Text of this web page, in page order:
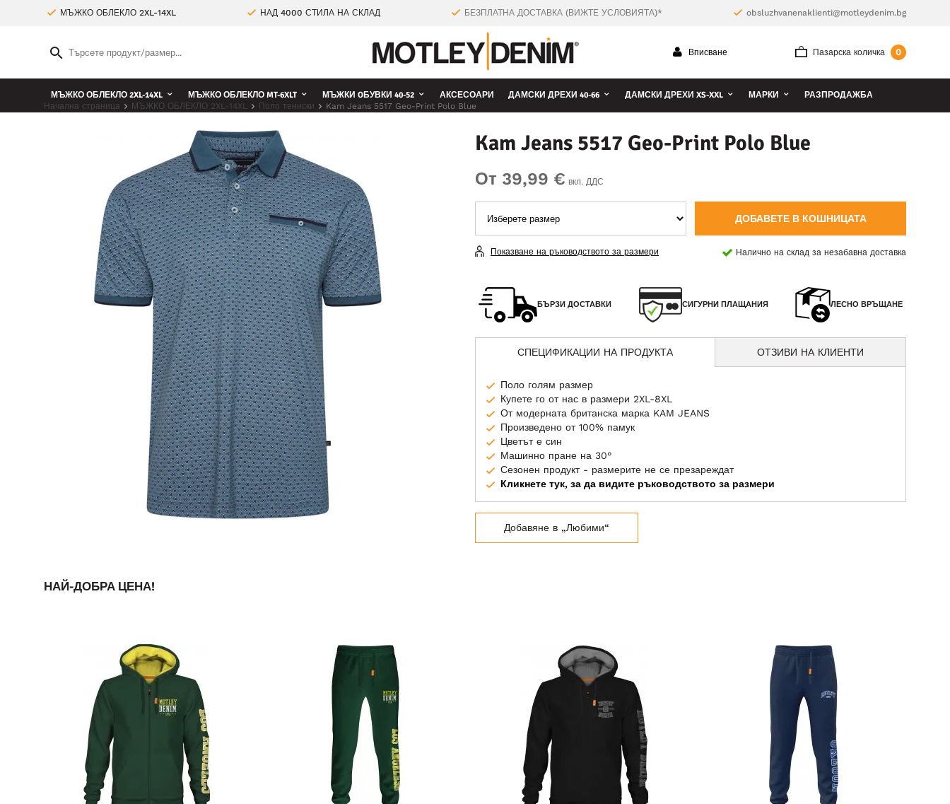
МЪЖКО ОБЛЕКЛО 2XL-14XL НАД 4000 СТИЛА НА СКЛАД БЕЗПЛАТНА ДОСТАВКА (ВИЖТЕ УСЛОВИЯТА)* obsluzhvanenaklienti@motleydenim.bg
Пазарска количка 0
Вписване
МЪЖКО ОБЛЕКЛО 2XL-14XL МЪЖКО ОБЛЕКЛО MT-6XLT МЪЖКИ OБУВКИ 40-52 АКСЕСОАРИ ДАМСКИ ДРЕХИ 40-66 ДАМСКИ ДРЕХИ XS-XXL МАРКИ РАЗПРОДАЖБА
Начална страница МЪЖКО ОБЛЕКЛО 2XL-14XL Поло тениски Kam Jeans 5517 Geo-Print Polo Blue
Kam Jeans 5517 Geo-Print Polo Blue
От 39,99 € вкл. ДДС
ДОБАВЕТЕ В КОШНИЦАТА
Налично на склад за незабавна доставка
Показване на ръководството за размери
БЪРЗИ ДОСТАВКИ СИГУРНИ ПЛАЩАНИЯ ЛЕСНО ВРЪЩАНЕ
СПЕЦИФИКАЦИИ НА ПРОДУКТА ОТЗИВИ НА КЛИЕНТИ
Поло голям размер
Купете го от нас в размери 2XL-8XL
От модерната британска марка KAM JEANS
Произведено от 100% памук
Цветът е син
Машинно пране на 30°
Сезонен продукт - размерите не се презареждат
Кликнете тук, за да видите ръководството за размери
Добавяне в „Любими“
НАЙ-ДОБРА ЦЕНА!